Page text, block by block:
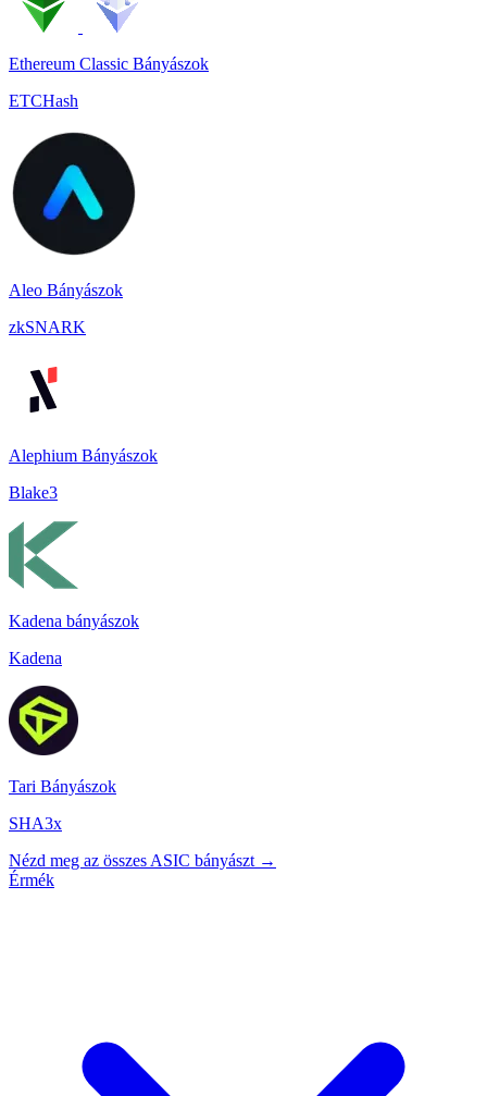
Ethereum Classic Bányászok
ETCHash
Aleo Bányászok
zkSNARK
Alephium Bányászok
Blake3
Kadena bányászok
Kadena
Tari Bányászok
SHA3x
Nézd meg az összes ASIC bányászt →
Érmék